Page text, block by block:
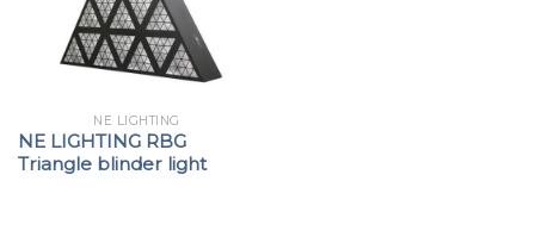
NE LIGHTING
NE LIGHTING RBG
Triangle blinder light